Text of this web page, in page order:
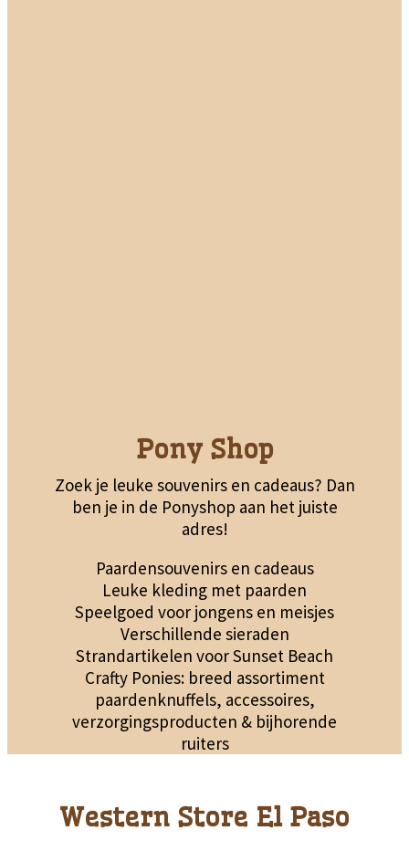
Pony Shop
Zoek je leuke souvenirs en cadeaus? Dan
ben je in de Ponyshop aan het juiste
adres!
Paardensouvenirs en cadeaus
Leuke kleding met paarden
Speelgoed voor jongens en meisjes
Verschillende sieraden
Strandartikelen voor Sunset Beach
Crafty Ponies: breed assortiment
paardenknuffels, accessoires,
verzorgingsproducten & bijhorende
ruiters
Western Store El Paso